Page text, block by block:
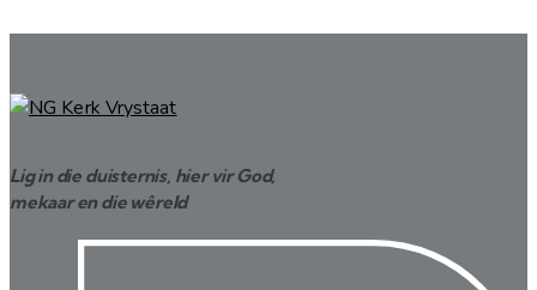
Lig in die duisternis, hier vir God,
mekaar en die wêreld